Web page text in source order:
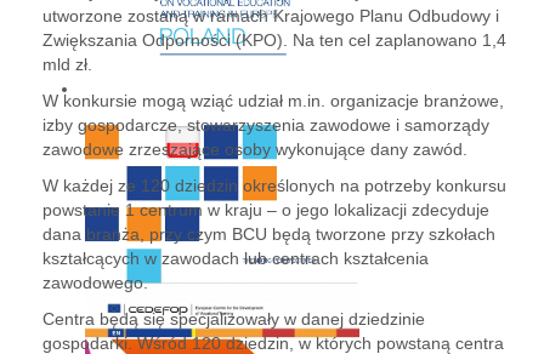
utworzone zostaną w ramach Krajowego Planu Odbudowy i
Zwiększania Odporności (KPO). Na ten cel zaplanowano 1,4
mld zł.
W konkursie mogą wziąć udział m.in. organizacje branżowe,
izby gospodarcze, stowarzyszenia zawodowe i samorządy
zawodowe zrzeszające osoby wykonujące dany zawód.
W każdej ze 120 dziedzin określonych na potrzeby konkursu
powstanie 1 centrum w kraju – o jego lokalizacji zdecyduje
dana branża, przy czym BCU będą tworzone przy szkołach
kształcących w zawodach lub centrach kształcenia
zawodowego.
Centra będą się specjalizowały w danej dziedzinie
gospodarki. Wśród 120 dziedzin, w których powstaną centra